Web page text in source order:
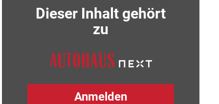
Dieser Inhalt gehört
zu
Anmelden